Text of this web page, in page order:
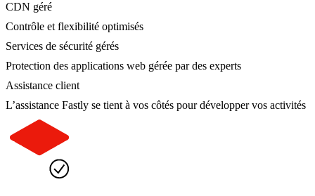
CDN géré
Contrôle et flexibilité optimisés
Services de sécurité gérés
Protection des applications web gérée par des experts
Assistance client
L’assistance Fastly se tient à vos côtés pour développer vos activités